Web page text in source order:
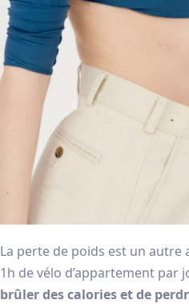
La perte de poids est un
1h de vélo d’appartement par
brûler des calories et de